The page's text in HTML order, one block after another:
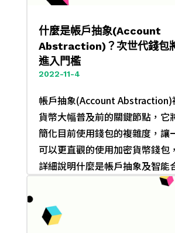
什麼是帳戶抽象(Account
Abstraction)？次世代錢包
進入門檻
2022-11-4
帳戶抽象(Account Abstraction)
貨幣大幅普及前的關鍵節點，它
簡化目前使用錢包的複雜度，讓
可以更直觀的使用加密貨幣錢包
詳細說明什麼是帳戶抽象及智